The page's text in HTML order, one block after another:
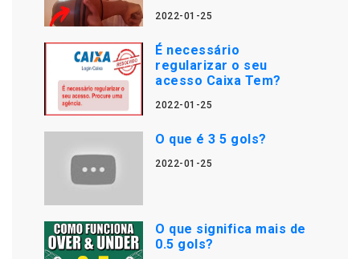
2022-01-25
É necessário
regularizar o seu
acesso Caixa Tem?
2022-01-25
O que é 3 5 gols?
2022-01-25
O que significa mais de
0.5 gols?